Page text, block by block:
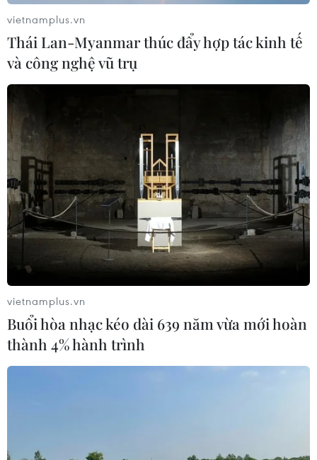
vietnamplus.vn
Thái Lan-Myanmar thúc đẩy hợp tác kinh tế
và công nghệ vũ trụ
vietnamplus.vn
Buổi hòa nhạc kéo dài 639 năm vừa mới hoàn
thành 4% hành trình